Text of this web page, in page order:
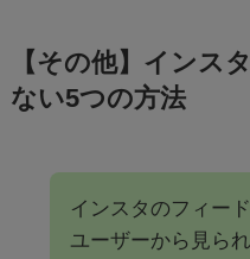
【その他】インス
ない5つの方法
インスタのフィー
ユーザーから見ら